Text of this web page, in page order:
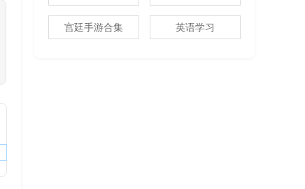
宫廷手游合集 英语学习